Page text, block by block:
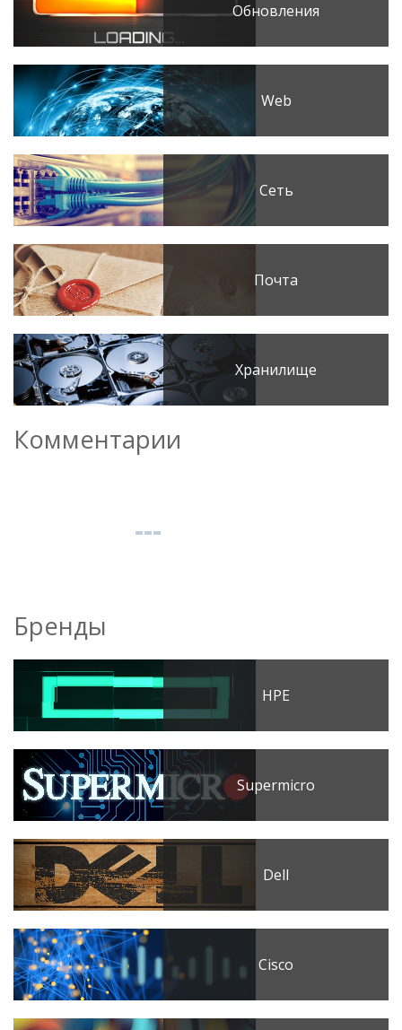
Обновления
Web
Сеть
Почта
Хранилище
Комментарии
Бренды
HPE
Supermicro
Dell
Cisco